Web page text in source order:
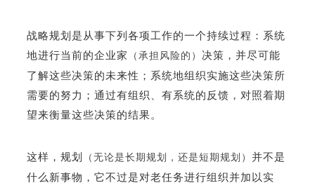
战略规划是从事下列各项工作的一个持续过程：系统
地进行当前的企业家
（承担风险的） 决策，并尽可能
了解这些决策的未来性；系统地组织实施这些决策所
需要的努力；通过有组织、有系统的反馈，对照着期
望来衡量这些决策的结果。
这样，规划 （无论是长期规划，还是短期规划）并不是
什么新事物，它不过是对老任务进行组织并加以实